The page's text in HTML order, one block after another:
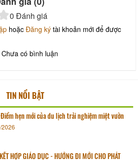
0 Đánh giá
hoặc Đăng ký tài khoản mới để được
Chưa có bình luận
TIN NỔI BẬT
hẹn mới của du lịch trải nghiệm miệt vườn
HỢP GIÁO DỤC - HƯỚNG ĐI MỚI CHO PHÁT